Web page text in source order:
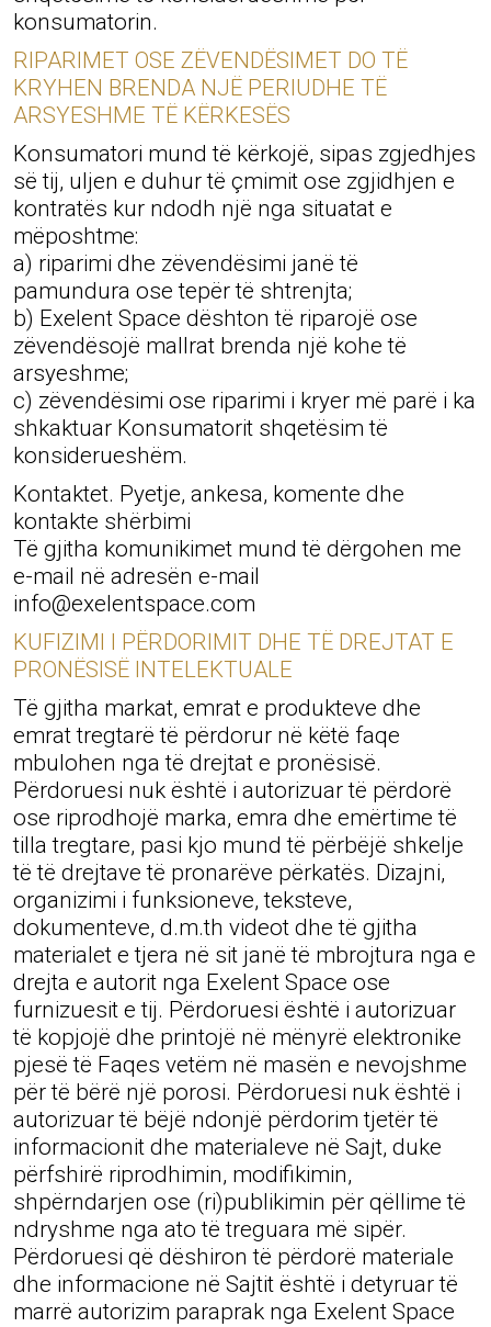
konsumatorin.
RIPARIMET OSE ZËVENDËSIMET DO TË
KRYHEN BRENDA NJË PERIUDHE TË
ARSYESHME TË KËRKESËS
Konsumatori mund të kërkojë, sipas zgjedhjes
së tij, uljen e duhur të çmimit ose zgjidhjen e
kontratës kur ndodh një nga situatat e
mëposhtme:
a) riparimi dhe zëvendësimi janë të
pamundura ose tepër të shtrenjta;
b) Exelent Space dështon të riparojë ose
zëvendësojë mallrat brenda një kohe të
arsyeshme;
c) zëvendësimi ose riparimi i kryer më parë i ka
shkaktuar Konsumatorit shqetësim të
konsiderueshëm.
Kontaktet. Pyetje, ankesa, komente dhe
kontakte shërbimi
Të gjitha komunikimet mund të dërgohen me
e-mail në adresën e-mail
info@exelentspace.com
KUFIZIMI I PËRDORIMIT DHE TË DREJTAT E
PRONËSISË INTELEKTUALE
Të gjitha markat, emrat e produkteve dhe
emrat tregtarë të përdorur në këtë faqe
mbulohen nga të drejtat e pronësisë.
Përdoruesi nuk është i autorizuar të përdorë
ose riprodhojë marka, emra dhe emërtime të
tilla tregtare, pasi kjo mund të përbëjë shkelje
të të drejtave të pronarëve përkatës. Dizajni,
organizimi i funksioneve, teksteve,
dokumenteve, d.m.th videot dhe të gjitha
materialet e tjera në sit janë të mbrojtura nga e
drejta e autorit nga Exelent Space ose
furnizuesit e tij. Përdoruesi është i autorizuar
të kopjojë dhe printojë në mënyrë elektronike
pjesë të Faqes vetëm në masën e nevojshme
për të bërë një porosi. Përdoruesi nuk është i
autorizuar të bëjë ndonjë përdorim tjetër të
informacionit dhe materialeve në Sajt, duke
përfshirë riprodhimin, modifikimin,
shpërndarjen ose (ri)publikimin për qëllime të
ndryshme nga ato të treguara më sipër.
Përdoruesi që dëshiron të përdorë materiale
dhe informacione në Sajtit është i detyruar të
marrë autorizim paraprak nga Exelent Space